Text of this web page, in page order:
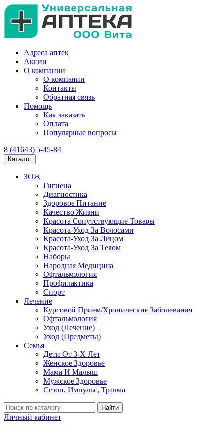
Адреса аптек
Акции
О компании
О компании
Контакты
Обратная связь
Помощь
Как заказать
Оплата
Популярные вопросы
8 (41643) 5-45-84
Каталог
ЗОЖ
Гигиена
Диагностика
Здоровое Питание
Качество Жизни
Красота Сопутствующие Товары
Красота-Уход За Волосами
Красота-Уход За Лицом
Красота-Уход За Телом
Наборы
Народная Медицина
Офтальмология
Профилактика
Спорт
Лечение
Курсовой Прием/Хронические Заболевания
Офтальмология
Уход (Лечение)
Уход (Предметы)
Семья
Дети От 3-Х Лет
Женское Здоровье
Мама И Малыш
Мужское Здоровье
Сезон, Импульс, Травма
Найти
Личный кабинет